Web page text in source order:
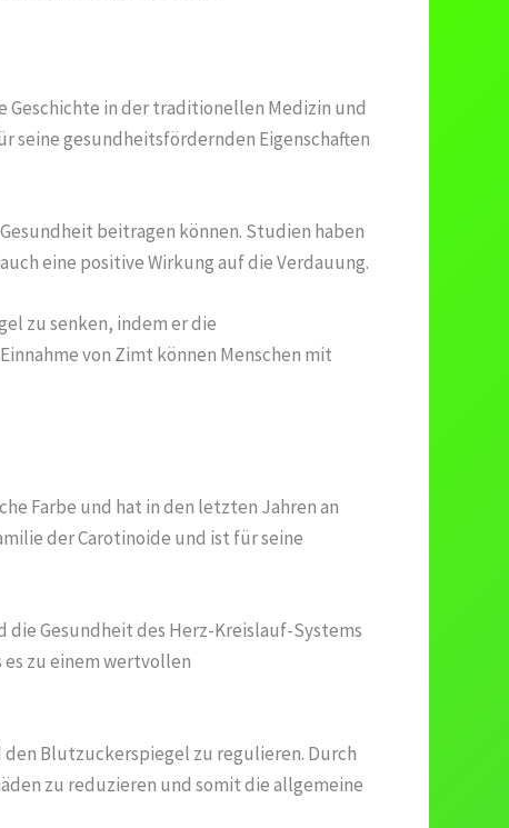
Geschichte in der traditionellen Medizin und
seine gesundheitsfördernden Eigenschaften
beitragen können. Studien haben
eine positive Wirkung auf die Verdauung.
zu senken, indem er die
von Zimt können Menschen mit
Farbe und hat in den letzten Jahren an
der Carotinoide und ist für seine
die Gesundheit des Herz-Kreislauf-Systems
zu einem wertvollen
Blutzuckerspiegel zu regulieren. Durch
zu reduzieren und somit die allgemeine